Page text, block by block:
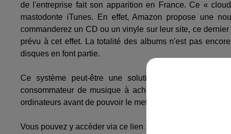
de l'entreprise fait son apparition en France. Ce «
mastodonte iTunes. En effet, Amazon propose une
commanderez un CD ou un vinyle sur leur site, ce
prévu à cet effet. La totalité des albums n'est pas
disques en font partie.
Ce système peut-être une solution contre la
consommateur de musique à acheter des produits
ordinateurs avant de pouvoir le mettre sur leur balladeur
Vous pouvez y accèder via ce lien :